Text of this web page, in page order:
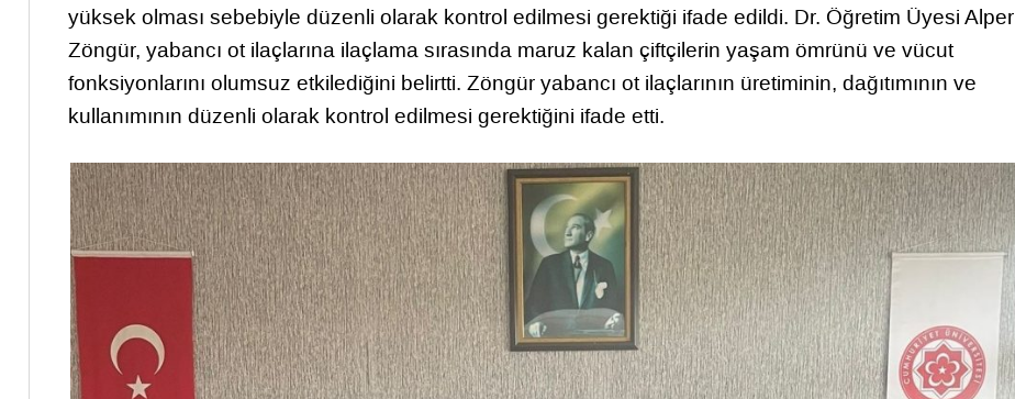
yüksek olması sebebiyle düzenli olarak kontrol edilmesi gerektiği ifade edildi. Dr. Öğretim Üyesi Alper
Zöngür, yabancı ot ilaçlarına ilaçlama sırasında maruz kalan çiftçilerin yaşam ömrünü ve vücut
fonksiyonlarını olumsuz etkilediğini belirtti. Zöngür yabancı ot ilaçlarının üretiminin, dağıtımının ve
kullanımının düzenli olarak kontrol edilmesi gerektiğini ifade etti.